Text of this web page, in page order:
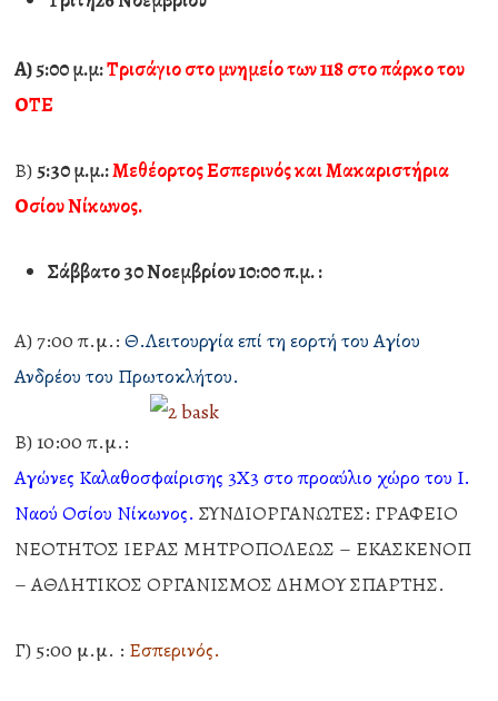
Α)5:00 μ.μ:Τρισάγιο στο μνημείο των 118 στο πάρκο του
ΟΤΕ
Β)5:30 μ.μ.:Μεθέορτος Εσπερινός και Μακαριστήρια
Οσίου Νίκωνος.
Σάββατο 30 Νοεμβρίου 10:00 π.μ. :
Α) 7:00 π.μ.:Θ.Λειτουργία επί τη εορτή του Αγίου
Ανδρέου του Πρωτοκλήτου.
Β) 10:00 π.μ.:
Αγώνες Καλαθοσφαίρισης 3Χ3 στο προαύλιο χώρο του I.
Ναού Οσίου Νίκωνος. ΣΥΝΔΙΟΡΓΑΝΩΤΕΣ: ΓΡΑΦΕΙΟ
ΝΕΟΤΗΤΟΣ ΙΕΡΑΣ ΜΗΤΡΟΠΟΛΕΩΣ – ΕΚΑΣΚΕΝΟΠ
– ΑΘΛΗΤΙΚΟΣ ΟΡΓΑΝΙΣΜΟΣ ΔΗΜΟΥ ΣΠΑΡΤΗΣ.
Γ) 5:00 μ.μ. : Εσπερινός.